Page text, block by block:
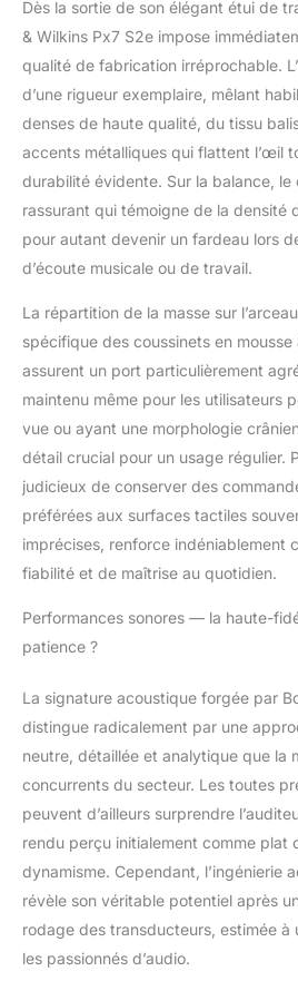
pilotes
mm et
monde :
du bruit
pouvez
et six
pour un
vous
toute la
réfléchi
avec 30
long de
DSP 24
avec
mm
mesure,
une
ciblée
Dès la sortie de son élégant étui de
& Wilkins Px7 S2e impose
qualité de fabrication irréprochable.
d’une rigueur exemplaire, mêlant
denses de haute qualité, du tissu
accents métalliques qui flattent l’œil
durabilité évidente. Sur la balance,
rassurant qui témoigne de la densité
pour autant devenir un fardeau lors
d’écoute musicale ou de travail.
La répartition de la masse sur
spécifique des coussinets en
assurent un port particulièrement
maintenu même pour les utilisateurs
vue ou ayant une morphologie
détail crucial pour un usage régulier.
judicieux de conserver des
préférées aux surfaces tactiles
imprécises, renforce indéniablement
fiabilité et de maîtrise au quotidien.
Performances sonores — la haute-
patience ?
La signature acoustique forgée par
distingue radicalement par une
neutre, détaillée et analytique que la
concurrents du secteur. Les toutes
peuvent d’ailleurs surprendre
rendu perçu initialement comme plat
dynamisme. Cependant, l’ingénierie
révèle son véritable potentiel après
rodage des transducteurs, estimée à
les passionnés d’audio.